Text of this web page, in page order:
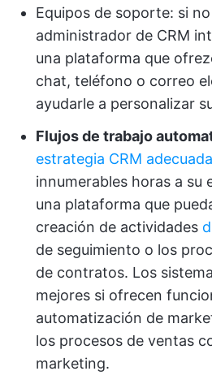
Equipos de soporte: si
administrador de CRM
una plataforma que
chat, teléfono o correo
ayudarle a personalizar
Flujos de trabajo
estrategia CRM adecuada
innumerables horas a su
una plataforma que
creación de actividades
de seguimiento o los
de contratos. Los
mejores si ofrecen
automatización de
los procesos de ventas
marketing.